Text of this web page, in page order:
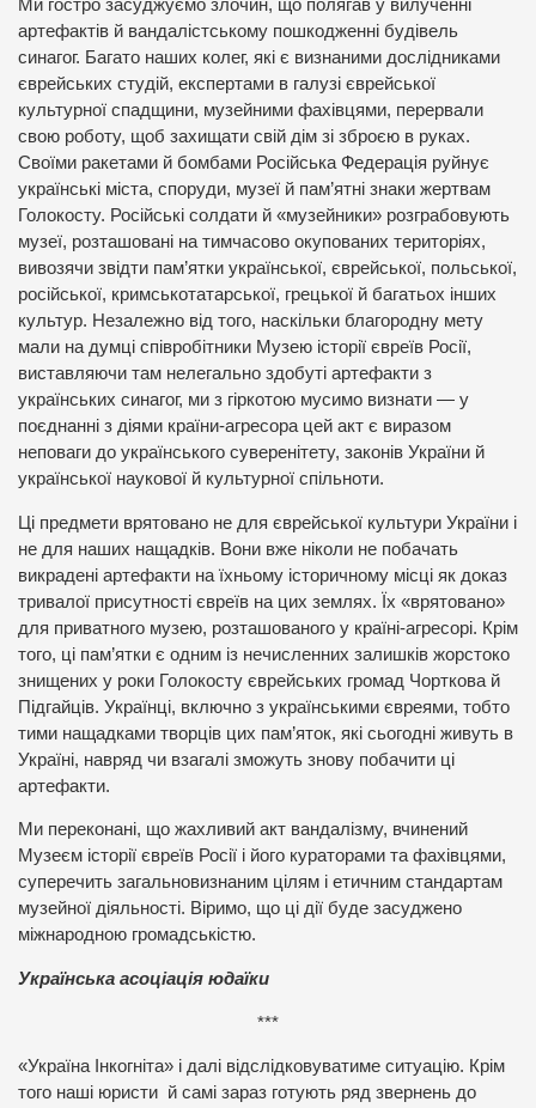
Ми гостро засуджуємо злочин, що полягав у вилученні
артефактів й вандалістському пошкодженні будівель
синагог. Багато наших колег, які є визнаними дослідниками
єврейських студій, експертами в галузі єврейської
культурної спадщини, музейними фахівцями, перервали
свою роботу, щоб захищати свій дім зі зброєю в руках.
Своїми ракетами й бомбами Російська Федерація руйнує
українські міста, споруди, музеї й пам’ятні знаки жертвам
Голокосту. Російські солдати й «музейники» розграбовують
музеї, розташовані на тимчасово окупованих територіях,
вивозячи звідти пам’ятки української, єврейської, польської,
російської, кримськотатарської, грецької й багатьох інших
культур. Незалежно від того, наскільки благородну мету
мали на думці співробітники Музею історії євреїв Росії,
виставляючи там нелегально здобуті артефакти з
українських синагог, ми з гіркотою мусимо визнати — у
поєднанні з діями країни-агресора цей акт є виразом
неповаги до українського суверенітету, законів України й
української наукової й культурної спільноти.
Ці предмети врятовано не для єврейської культури України і
не для наших нащадків. Вони вже ніколи не побачать
викрадені артефакти на їхньому історичному місці як доказ
тривалої присутності євреїв на цих землях. Їх «врятовано»
для приватного музею, розташованого у країні-агресорі. Крім
того, ці пам’ятки є одним із нечисленних залишків жорстоко
знищених у роки Голокосту єврейських громад Чорткова й
Підгайців. Українці, включно з українськими євреями, тобто
тими нащадками творців цих пам’яток, які сьогодні живуть в
Україні, навряд чи взагалі зможуть знову побачити ці
артефакти.
Ми переконані, що жахливий акт вандалізму, вчинений
Музеєм історії євреїв Росії і його кураторами та фахівцями,
суперечить загальновизнаним цілям і етичним стандартам
музейної діяльності. Віримо, що ці дії буде засуджено
міжнародною громадськістю.
Українська асоціація юдаїки
***
«Україна Інкогніта» і далі відслідковуватиме ситуацію. Крім
того наші юристи й самі зараз готують ряд звернень до